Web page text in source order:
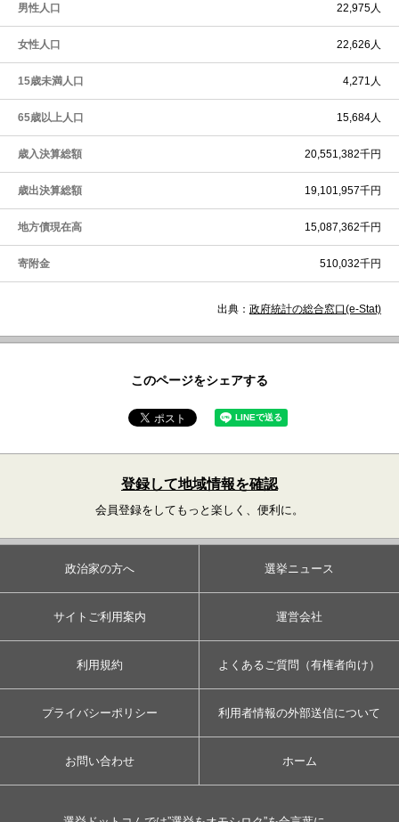
男性人口 22,975人
女性人口 22,626人
15歳未満人口 4,271人
65歳以上人口 15,684人
歳入決算総額 20,551,382千円
歳出決算総額 19,101,957千円
地方債現在高 15,087,362千円
寄附金 510,032千円
出典： 政府統計の総合窓口(e-Stat)
このページをシェアする
登録して地域情報を確認
会員登録をしてもっと楽しく、便利に。
政治家の方へ 選挙ニュース
サイトご利用案内 運営会社
利用規約 よくあるご質問（有権者向け）
プライバシーポリシー 利用者情報の外部送信について
お問い合わせ ホーム